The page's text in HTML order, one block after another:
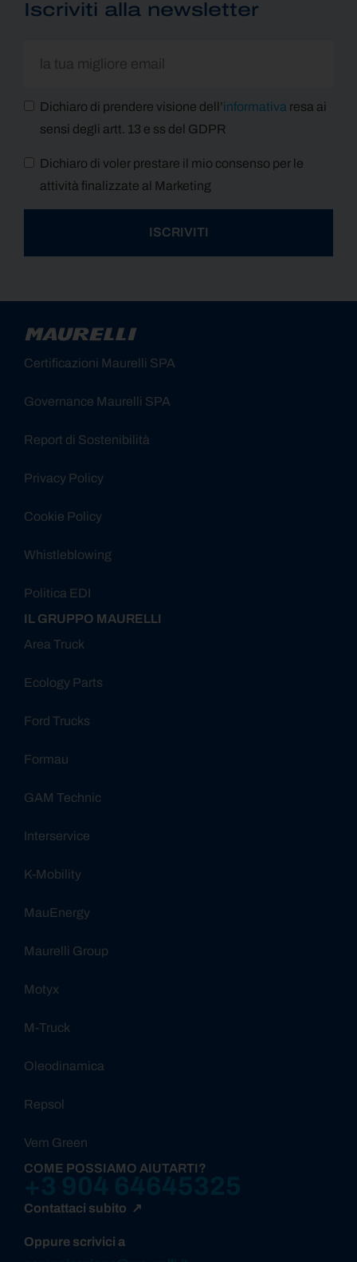
Iscriviti alla newsletter
Dichiaro di prendere visione dell’informativa resa ai
sensi degli artt. 13 e ss del GDPR
Dichiaro di voler prestare il mio consenso per le
attività finalizzate al Marketing
ISCRIVITI
Certificazioni Maurelli SPA
Governance Maurelli SPA
Report di Sostenibilità
Privacy Policy
Cookie Policy
Whistleblowing
Politica EDI
IL GRUPPO MAURELLI
Area Truck
Ecology Parts
Ford Trucks
Formau
GAM Technic
Interservice
K-Mobility
MauEnergy
Maurelli Group
Motyx
M-Truck
Oleodinamica
Repsol
Vem Green
COME POSSIAMO AIUTARTI?
Contattaci subito ↗
Oppure scrivici a